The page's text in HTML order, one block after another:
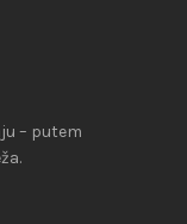
– putem